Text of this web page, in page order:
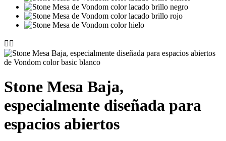
 
Stone Mesa Baja,
especialmente diseñada para
espacios abiertos